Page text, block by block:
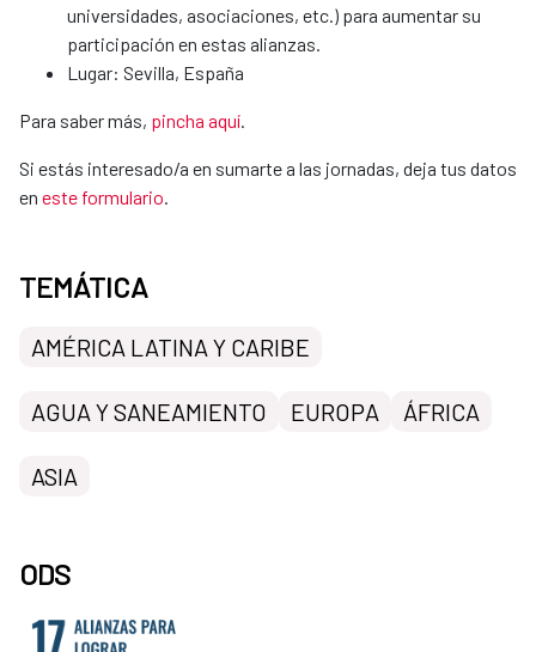
universidades, asociaciones, etc.) para aumentar su
participación en estas alianzas.
Lugar: Sevilla, España
Para saber más, pincha aquí.
Si estás interesado/a en sumarte a las jornadas, deja tus datos
en este formulario.
TEMÁTICA
AMÉRICA LATINA Y CARIBE
AGUA Y SANEAMIENTO EUROPA ÁFRICA
ASIA
ODS